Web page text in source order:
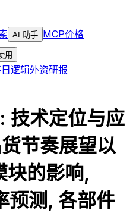
AI 助手 MCP价格
用
逻辑外资研报
技术定位与应
节奏展望以
块的影响,
预测, 各部件